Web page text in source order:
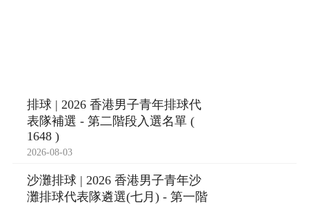
排球 | 2026 香港男子青年排球代
表隊補選 - 第二階段入選名單 (
1648 )
2026-08-03
沙灘排球 | 2026 香港男子青年沙
灘排球代表隊遴選(七月) - 第一階